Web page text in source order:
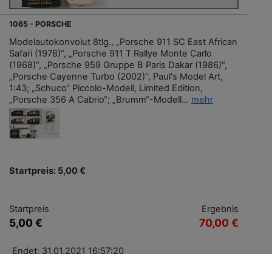
1065 - PORSCHE
Modelautokonvolut 8tlg., „Porsche 911 SC East African
Safari (1978)“, „Porsche 911 T Rallye Monte Carlo
(1968)“, „Porsche 959 Gruppe B Paris Dakar (1986)“,
„Porsche Cayenne Turbo (2002)“, Paul's Model Art,
1:43; „Schuco“ Piccolo-Modell, Limited Edition,
„Porsche 356 A Cabrio“; „Brumm“-Modell... mehr
Startpreis: 5,00 €
Startpreis
5,00 €
Ergebnis
70,00 €
Endet: 31.01.2021 16:57:20